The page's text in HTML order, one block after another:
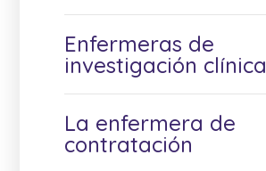
Enfermeras de
investigación clínica
La enfermera de
contratación